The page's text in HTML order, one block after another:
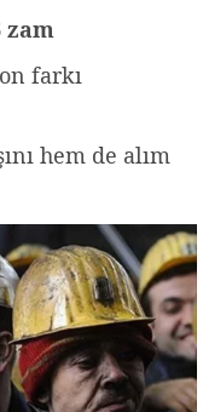
zam
farkı
hem de alım